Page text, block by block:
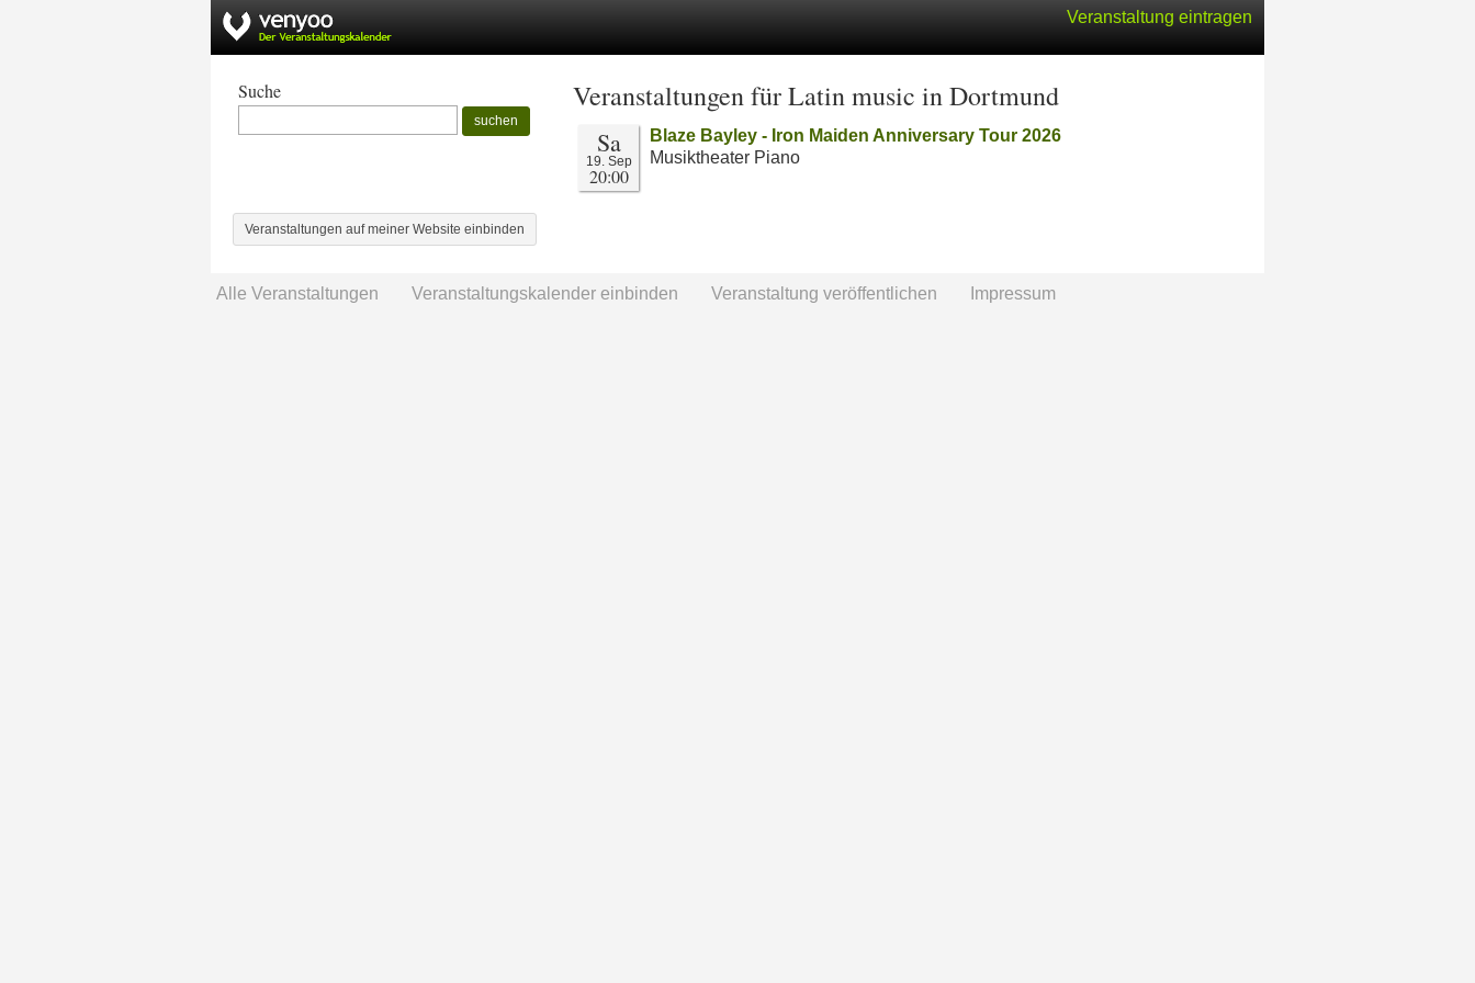
Veranstaltung eintragen
Suche
suchen
Veranstaltungen für Latin music in Dortmund
Sa
19. Sep
20:00
Blaze Bayley - Iron Maiden Anniversary Tour 2026
Musiktheater Piano
Veranstaltungen auf meiner Website einbinden
Alle Veranstaltungen Veranstaltungskalender einbinden Veranstaltung veröffentlichen Impressum